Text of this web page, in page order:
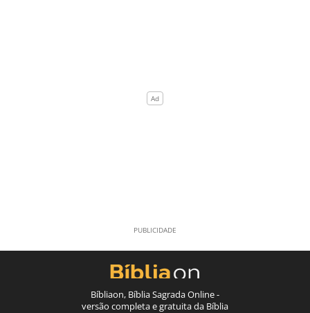
Bíbliaon, Bíblia Sagrada Online -
versão completa e gratuita da Bíblia